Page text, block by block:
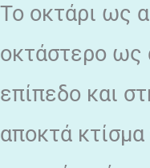
Το οκτάρι ως
οκτάστερο ως
επίπεδο και
αποκτά